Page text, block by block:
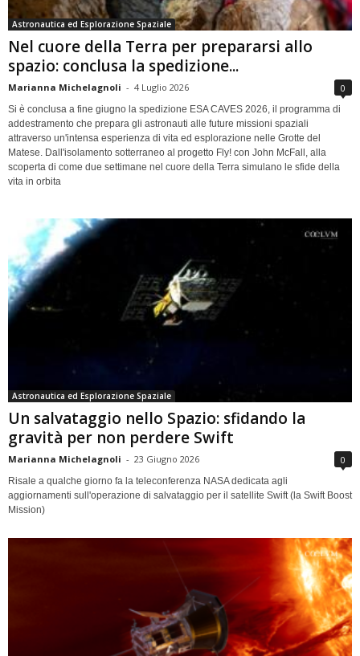
Astronautica ed Esplorazione Spaziale
Nel cuore della Terra per prepararsi allo
spazio: conclusa la spedizione...
Marianna Michelagnoli - 4 Luglio 2026 0
Si è conclusa a fine giugno la spedizione ESA CAVES 2026, il programma di
addestramento che prepara gli astronauti alle future missioni spaziali
attraverso un'intensa esperienza di vita ed esplorazione nelle Grotte del
Matese. Dall'isolamento sotterraneo al progetto Fly! con John McFall, alla
scoperta di come due settimane nel cuore della Terra simulano le sfide della
vita in orbita
Astronautica ed Esplorazione Spaziale
Un salvataggio nello Spazio: sfidando la
gravità per non perdere Swift
Marianna Michelagnoli - 23 Giugno 2026 0
Risale a qualche giorno fa la teleconferenza NASA dedicata agli
aggiornamenti sull'operazione di salvataggio per il satellite Swift (la Swift Boost
Mission)